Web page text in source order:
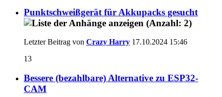
Punktschweißgerät für Akkupacks gesucht
Letzter Beitrag von Crazy Harry 17.10.2024 15:46
13
Bessere (bezahlbare) Alternative zu ESP32-
CAM